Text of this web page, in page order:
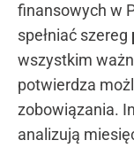
finansowych w
spełniać szereg
wszystkim
potwierdza
zobowiązania.
analizują